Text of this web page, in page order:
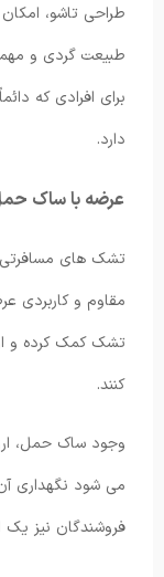
طراحی تاشو،
طبیعت گردی و
برای افرادی که
دارد.
عرضه با ساک
تشک های مسافرتی
مقاوم و کاربردی
تشک کمک کرده و
کنند.
وجود ساک حمل،
می شود نگهداری
فروشندگان نیز